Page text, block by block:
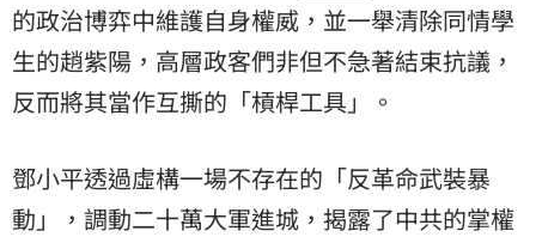
的政治博弈中維護自身權威，並一舉清除同情學
生的趙紫陽，高層政客們非但不急著結束抗議，
反而將其當作互撕的「槓桿工具」。
鄧小平透過虛構一場不存在的「反革命武裝暴
動」，調動二十萬大軍進城，揭露了中共的掌權